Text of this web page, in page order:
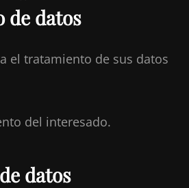
de datos
el tratamiento de sus datos
del interesado.
datos